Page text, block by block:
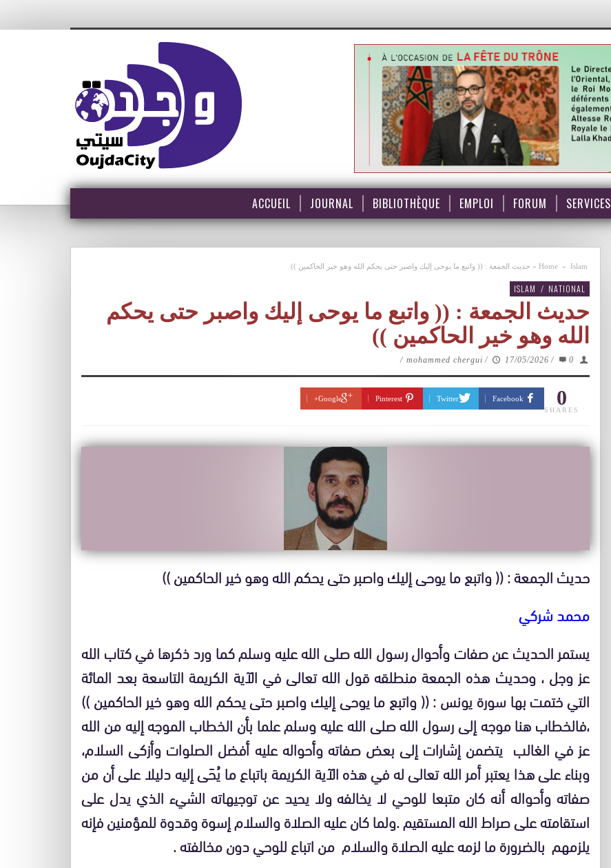
ACCUEIL JOURNAL BIBLIOTHÈQUE EMPLOI FORUM SERVICES
Home » Islam
» حديث الجمعة : (( واتبع ما يوحى إليك واصبر حتى يحكم الله وهو خير الحاكمين ))
ISLAM / NATIONAL
حديث الجمعة : (( واتبع ما يوحى إليك واصبر حتى يحكم
الله وهو خير الحاكمين ))
mohammed chergui / 17/05/2026 / 0
/
0
SHARES
Facebook
Twitter
Pinterest
Google+
حديث الجمعة : (( واتبع ما يوحى إليك واصبر حتى يحكم الله وهو خير الحاكمين ))
محمد شركي
يستمر الحديث عن صفات وأحوال رسول الله صلى الله عليه وسلم كما ورد ذكرها في كتاب الله
عز وجل ، وحديث هذه الجمعة منطلقه قول الله تعالى في الآية الكريمة التاسعة بعد المائة
التي ختمت بها سورة يونس :(( واتبع ما يوحى إليك واصبر حتى يحكم الله وهو خير الحاكمين))
،فالخطاب هنا موجه إلى رسول الله صلى الله عليه وسلم علما بأن الخطاب الموجه إليه من الله
عز في الغالب يتضمن إشارات إلى بعض صفاته وأحواله عليه أفضل الصلوات وأزكى السلام،
وبناء على هذا يعتبر أمر الله تعالى له في هذه الآية الكريمة باتباع ما يُحَى إليه دليلا على أن من
صفاته وأحواله أنه كان متبعا للوحي لا يخالفه ولا يحيد عن توجيهاته الشيء الذي يدل على
استقامته على صراط الله المستقيم .ولما كان عليه الصلاة والسلام إسوة وقدوة للمؤمنين فإنه
يلزمهم بالضرورة ما لزمه عليه الصلاة والسلام من اتباع للوحي دون مخالفته .